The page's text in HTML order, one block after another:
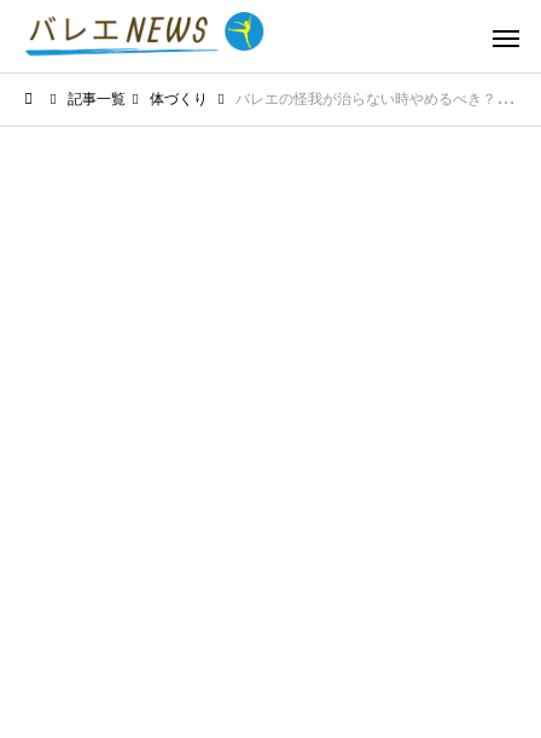
記事一覧 体づくり バレエの怪我が治らない時やめるべき？復帰のタイミングとケア方法を解説